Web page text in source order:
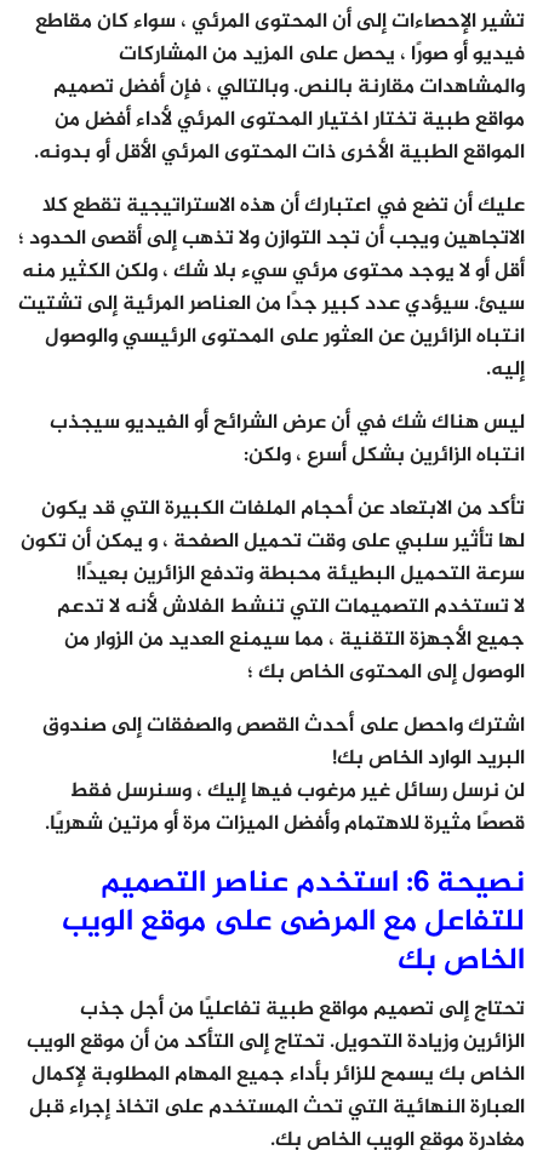
تشير الإحصاءات إلى أن المحتوى المرئي ، سواء كان مقاطع
فيديو أو صورًا ، يحصل على المزيد من المشاركات
والمشاهدات مقارنة بالنص. وبالتالي ، فإن أفضل تصميم
مواقع طبية تختار اختيار المحتوى المرئي لأداء أفضل من
المواقع الطبية الأخرى ذات المحتوى المرئي الأقل أو بدونه.
عليك أن تضع في اعتبارك أن هذه الاستراتيجية تقطع كلا
الاتجاهين ويجب أن تجد التوازن ولا تذهب إلى أقصى الحدود ؛
أقل أو لا يوجد محتوى مرئي سيء بلا شك ، ولكن الكثير منه
سيئ. سيؤدي عدد كبير جدًا من العناصر المرئية إلى تشتيت
انتباه الزائرين عن العثور على المحتوى الرئيسي والوصول
إليه.
ليس هناك شك في أن عرض الشرائح أو الفيديو سيجذب
انتباه الزائرين بشكل أسرع ، ولكن:
تأكد من الابتعاد عن أحجام الملفات الكبيرة التي قد يكون
لها تأثير سلبي على وقت تحميل الصفحة ، و يمكن أن تكون
سرعة التحميل البطيئة محبطة وتدفع الزائرين بعيدًا!
لا تستخدم التصميمات التي تنشط الفلاش لأنه لا تدعم
جميع الأجهزة التقنية ، مما سيمنع العديد من الزوار من
الوصول إلى المحتوى الخاص بك ؛
اشترك واحصل على أحدث القصص والصفقات إلى صندوق
البريد الوارد الخاص بك!
لن نرسل رسائل غير مرغوب فيها إليك ، وسنرسل فقط
قصصًا مثيرة للاهتمام وأفضل الميزات مرة أو مرتين شهريًا.
نصيحة 6: استخدم عناصر التصميم
للتفاعل مع المرضى على موقع الويب
الخاص بك
تحتاج إلى تصميم مواقع طبية تفاعليًا من أجل جذب
الزائرين وزيادة التحويل. تحتاج إلى التأكد من أن موقع الويب
الخاص بك يسمح للزائر بأداء جميع المهام المطلوبة لإكمال
العبارة النهائية التي تحث المستخدم على اتخاذ إجراء قبل
مغادرة موقع الويب الخاص بك.